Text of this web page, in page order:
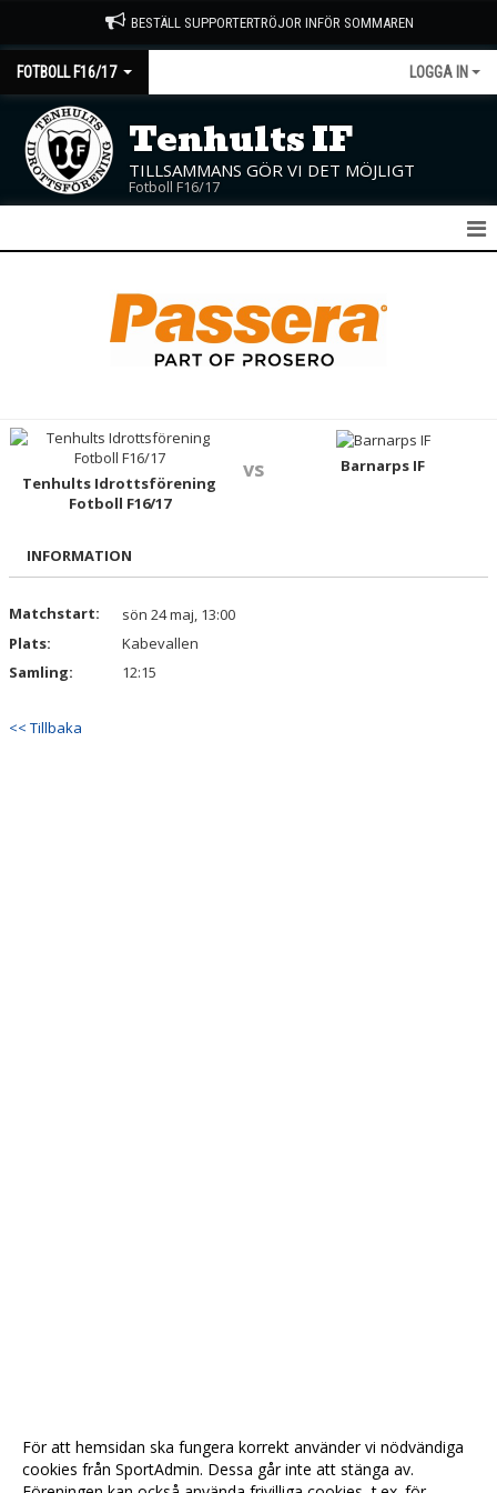
BESTÄLL SUPPORTERTRÖJOR INFÖR SOMMAREN
FOTBOLL F16/17 LOGGA IN
Tenhults IF
TILLSAMMANS GÖR VI DET MÖJLIGT
Fotboll F16/17
TRUPPEN
BILDGALLERI
DOKUMENT
KONTAKT
Tenhults Idrottsförening
Fotboll F16/17
vs Barnarps IF
INFORMATION
Matchstart:
sön 24 maj, 13:00
Plats:
Kabevallen
Samling:
12:15
<< Tillbaka
För att hemsidan ska fungera korrekt använder vi nödvändiga
cookies från SportAdmin. Dessa går inte att stänga av.